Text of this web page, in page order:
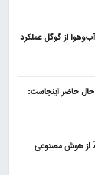
از گوگل عملکرد
حاضر اینجاست:
تقریباً تمام کارکنان دانش نسل Z از هوش مصنوعی